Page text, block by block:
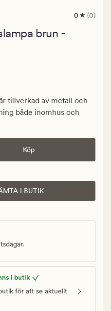
0
0 (0)
brun -
tillverkad av metall och
både inomhus och
Köp
I BUTIK
i butik
för att se aktuellt